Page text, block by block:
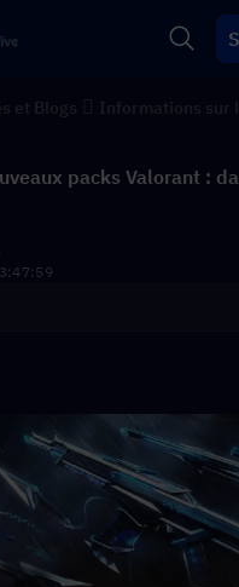
packs Valorant :